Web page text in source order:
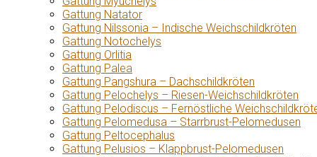
Gattung Natator
Gattung Nilssonia – Indische Weichschildkröten
Gattung Notochelys
Gattung Orlitia
Gattung Palea
Gattung Pangshura – Dachschildkröten
Gattung Pelochelys – Riesen-Weichschildkröten
Gattung Pelodiscus – Fernöstliche
Gattung Pelomedusa – Starrbrust-Pelomedusen
Gattung Peltocephalus
Gattung Pelusios – Klappbrust-Pelomedusen